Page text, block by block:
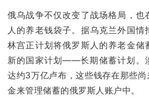
俄乌战争不仅改变了战场格局，也
人的养老钱袋子。据乌克兰外国情
林宫正计划将俄罗斯人的养老金储
新的国家计划——长期储蓄计划。
达约3万亿卢布，这些钱存在那些
金来管理储蓄的俄罗斯人账户中。